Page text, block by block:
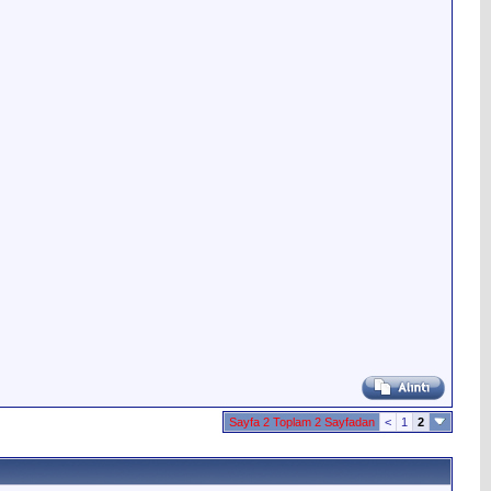
Sayfa 2 Toplam 2 Sayfadan < 1 2